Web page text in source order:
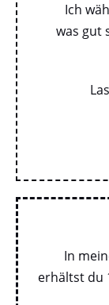
Ich
was gut
In
erhältst du